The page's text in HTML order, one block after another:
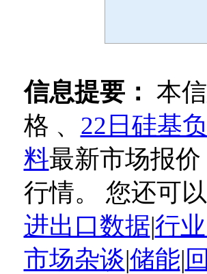
信息提要： 本
格 、 22日硅基
料最新市场报
行情。 您还可
进出口数据|行
市场杂谈|储能|